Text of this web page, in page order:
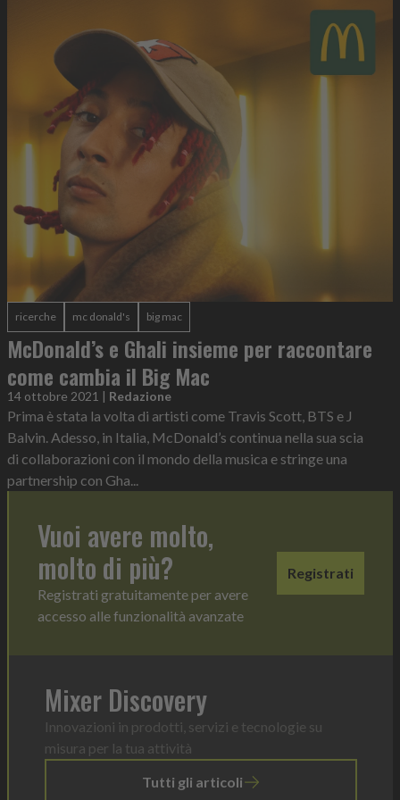
ricerche mc donald's big mac
McDonald’s e Ghali insieme per raccontare
come cambia il Big Mac
14 ottobre 2021 | Redazione
Prima è stata la volta di artisti come Travis Scott, BTS e J
Balvin. Adesso, in Italia, McDonald’s continua nella sua scia
di collaborazioni con il mondo della musica e stringe una
partnership con Gha...
Vuoi avere molto,
molto di più?
Registrati gratuitamente per avere
accesso alle funzionalità avanzate
Registrati
Mixer Discovery
Innovazioni in prodotti, servizi e tecnologie su
misura per la tua attività
Tutti gli articoli